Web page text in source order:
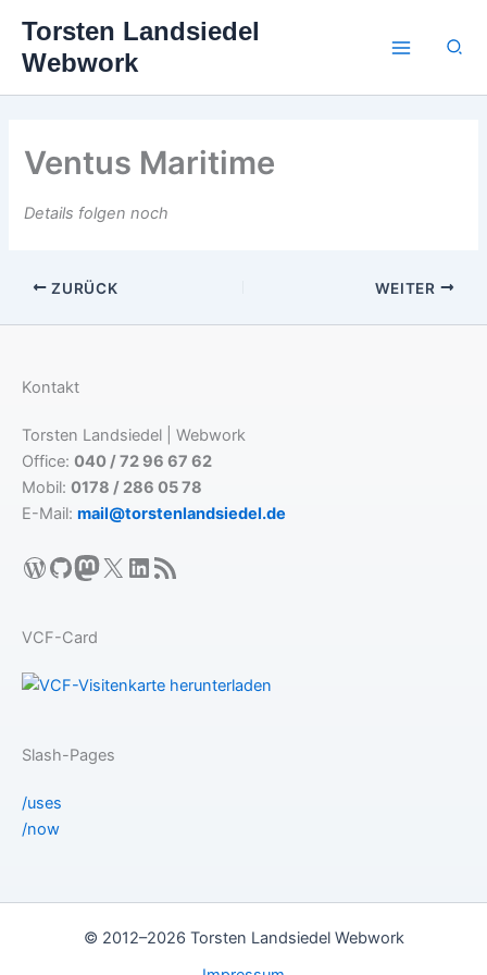
Inhalt
springen
Torsten Landsiedel
Webwork
Ventus Maritime
Details folgen noch
ZURÜCK WEITER
Kontakt
Torsten Landsiedel | Webwork
Office: 040 / 72 96 67 62
Mobil: 0178 / 286 05 78
E-Mail: mail@torstenlandsiedel.de
WordPress
GitHub
Mastodon
X LinkedIn
RSS-Feed
VCF-Card
Slash-Pages
/uses
/now
© 2012–2026 Torsten Landsiedel Webwork